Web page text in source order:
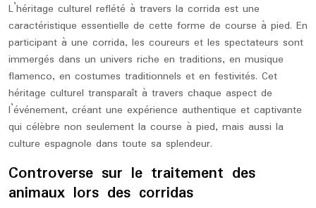
L’héritage culturel reflété à travers la corrida est une
caractéristique essentielle de cette forme de course à pied. En
participant à une corrida, les coureurs et les spectateurs sont
immergés dans un univers riche en traditions, en musique
flamenco, en costumes traditionnels et en festivités. Cet
héritage culturel transparaît à travers chaque aspect de
l’événement, créant une expérience authentique et captivante
qui célèbre non seulement la course à pied, mais aussi la
culture espagnole dans toute sa splendeur.
Controverse sur le traitement des
animaux lors des corridas